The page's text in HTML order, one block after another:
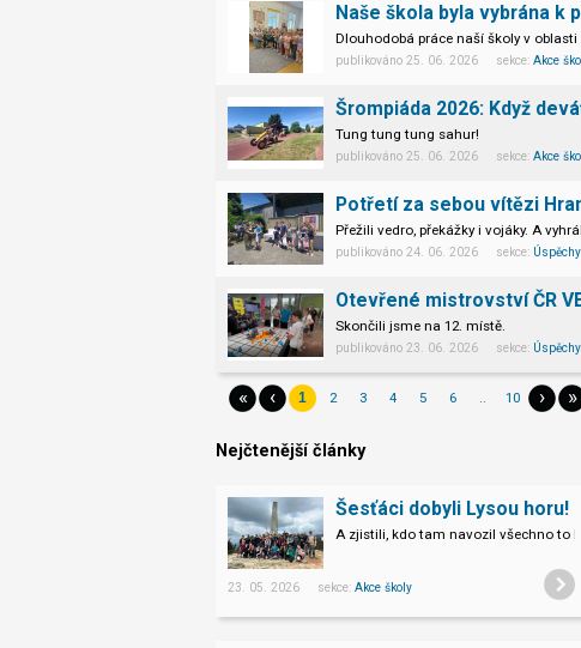
Dlouhodobá práce naší školy v
publikováno 25. 06. 2026 sekce: Akce
Šrompiáda 2026: Když
Tung tung tung sahur!
publikováno 25. 06. 2026 sekce: Akce
Potřetí za sebou vítězi
Přežili vedro, překážky i vojáky. A
publikováno 24. 06. 2026 sekce:
Otevřené mistrovství ČR
Skončili jsme na 12. místě.
publikováno 23. 06. 2026 sekce:
« ‹ 1 2 3 4 5 6 .. 10 › »
Nejčtenější články
Šesťáci dobyli Lysou horu!
A zjistili, kdo tam navozil všechno to
23. 05. 2026 sekce: Akce školy